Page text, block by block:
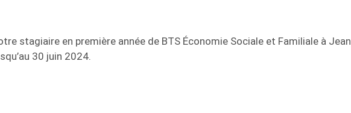
stagiaire en première année de BTS Économie Sociale et Familiale à Jean
30 juin 2024.